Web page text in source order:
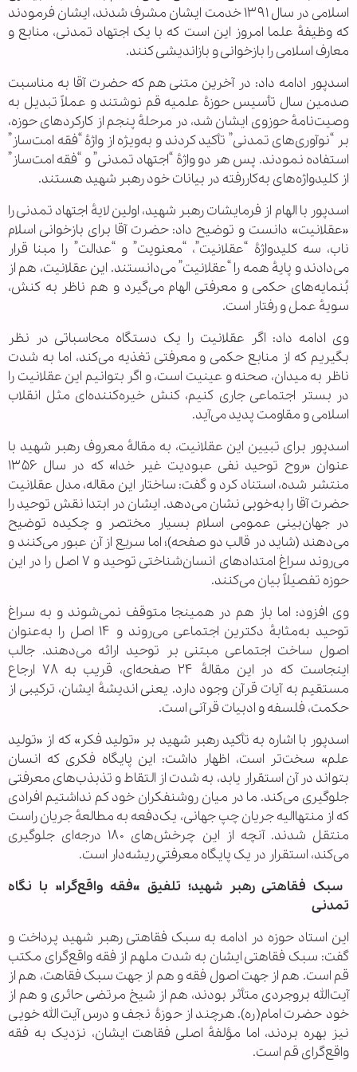
اسلامی در سال ۱۳۹۱ خدمت ایشان مشرف شدند، ایشان فرمودند
که وظیفهٔ علما امروز این است که با یک اجتهاد تمدنی، منابع و
معارف اسلامی را بازخوانی و بازاندیشی کنند.
اسدپور ادامه داد: در آخرین متنی هم که حضرت آقا به مناسبت
صدمین سال تأسیس حوزهٔ علمیه قم نوشتند و عملاً تبدیل به
وصیت‌نامهٔ حوزوی ایشان شد، در مرحلهٔ پنجم از کارکردهای حوزه،
بر “نوآوری‌های تمدنی” تأکید کردند و به‌ویژه از واژهٔ “فقه امت‌ساز”
استفاده نمودند. پس هر دو واژهٔ “اجتهاد تمدنی” و “فقه امت‌ساز”
از کلیدواژه‌های به‌کاررفته در بیانات خود رهبر شهید هستند.
اسدپور با الهام از فرمایشات رهبر شهید، اولین لایهٔ اجتهاد تمدنی را
«عقلانیت» دانست و توضیح داد: حضرت آقا برای بازخوانی اسلام
ناب، سه کلیدواژهٔ “عقلانیت”، “معنویت” و “عدالت” را مبنا قرار
می‌دادند و پایهٔ همه را “عقلانیت” می‌دانستند. این عقلانیت، هم از
بُنمایه‌های حکمی و معرفتی الهام می‌گیرد و هم ناظر به کنش،
سویهٔ عمل و رفتار است.
وی ادامه داد: اگر عقلانیت را یک دستگاه محاسباتی در نظر
بگیریم که از منابع حکمی و معرفتی تغذیه می‌کند، اما به شدت
ناظر به میدان، صحنه و عینیت است، و اگر بتوانیم این عقلانیت را
در بستر اجتماعی جاری کنیم، کنش خیره‌کننده‌ای مثل انقلاب
اسلامی و مقاومت پدید می‌آید.
اسدپور برای تبیین این عقلانیت، به مقالهٔ معروف رهبر شهید با
عنوان «روح توحید نفی عبودیت غیر خدا» که در سال ۱۳۵۶
منتشر شده، استناد کرد و گفت: ساختار این مقاله، مدل عقلانیت
حضرت آقا را به‌خوبی نشان می‌دهد. ایشان در ابتدا نقش توحید را
در جهان‌بینی عمومی اسلام بسیار مختصر و چکیده توضیح
می‌دهند (شاید در قالب دو صفحه)؛ اما سریع از آن عبور می‌کنند و
می‌روند سراغ امتدادهای انسان‌شناختی توحید و ۷ اصل را در این
حوزه تفصیلاً بیان می‌کنند.
وی افزود: اما باز هم در همینجا متوقف نمی‌شوند و به سراغ
توحید به‌مثابهٔ دکترین اجتماعی می‌روند و ۱۴ اصل را به‌عنوان
اصول ساخت اجتماعی مبتنی بر توحید ارائه می‌دهند. جالب
اینجاست که در این مقالهٔ ۲۴ صفحه‌ای، قریب به ۷۸ ارجاع
مستقیم به آیات قرآن وجود دارد. یعنی اندیشهٔ ایشان، ترکیبی از
حکمت، فلسفه و ادبیات قرآنی است.
اسدپور با اشاره به تأکید رهبر شهید بر «تولید فکر» که از «تولید
علم» سخت‌تر است، اظهار داشت: این پایگاه فکری که انسان
بتواند در آن استقرار یابد، به شدت از التقاط و تذبذب‌های معرفتی
جلوگیری می‌کند. ما در میان روشنفکران خود کم نداشتیم افرادی
که از منتهاالیه جریان چپ جهانی، یک‌دفعه به مطالعهٔ جریان راست
منتقل شدند. آنچه از این چرخش‌های ۱۸۰ درجه‌ای جلوگیری
می‌کند، استقرار در یک پایگاه معرفتیِ ریشه‌دار است.
سبک فقاهتی رهبر شهید؛ تلفیق «فقه واقع‌گرا» با نگاه
تمدنی
این استاد حوزه در ادامه به سبک فقاهتی رهبر شهید پرداخت و
گفت: سبک فقاهتی ایشان به شدت ملهم از فقه واقع‌گرای مکتب
قم است. هم از جهت اصول فقه و هم از جهت سبک فقاهت، هم از
آیت‌الله بروجردی متأثر بودند، هم از شیخ مرتضی حائری و هم از
خود حضرت امام(ره). هرچند از حوزهٔ نجف و درس آیت‌الله خویی
نیز بهره بردند، اما مؤلفهٔ اصلی فقاهت ایشان، نزدیک به فقه
واقع‌گرای قم است.